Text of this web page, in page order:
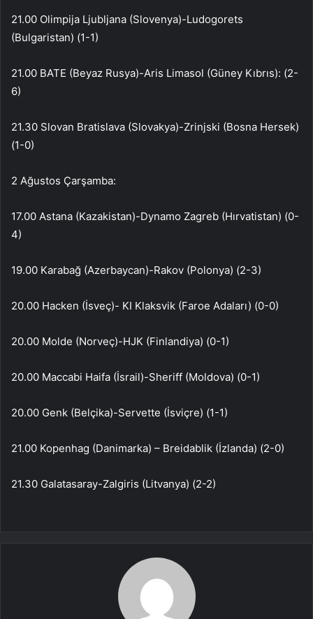
21.00 Olimpija Ljubljana (Slovenya)-Ludogorets
(Bulgaristan) (1-1)
21.00 BATE (Beyaz Rusya)-Aris Limasol (Güney Kıbrıs): (2-
6)
21.30 Slovan Bratislava (Slovakya)-Zrinjski (Bosna Hersek)
(1-0)
2 Ağustos Çarşamba:
17.00 Astana (Kazakistan)-Dynamo Zagreb (Hırvatistan) (0-
4)
19.00 Karabağ (Azerbaycan)-Rakov (Polonya) (2-3)
20.00 Hacken (İsveç)- KI Klaksvik (Faroe Adaları) (0-0)
20.00 Molde (Norveç)-HJK (Finlandiya) (0-1)
20.00 Maccabi Haifa (İsrail)-Sheriff (Moldova) (0-1)
20.00 Genk (Belçika)-Servette (İsviçre) (1-1)
21.00 Kopenhag (Danimarka) – Breidablik (İzlanda) (2-0)
21.30 Galatasaray-Zalgiris (Litvanya) (2-2)